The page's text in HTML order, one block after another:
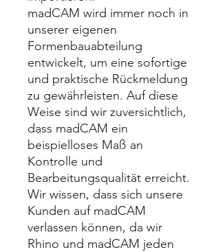
madCAM wird immer noch in
unserer eigenen
Formenbauabteilung
entwickelt, um eine sofortige
und praktische Rückmeldung
zu gewährleisten. Auf diese
Weise sind wir zuversichtlich,
dass madCAM ein
beispielloses Maß an
Kontrolle und
Bearbeitungsqualität erreicht.
Wir wissen, dass sich unsere
Kunden auf madCAM
verlassen können, da wir
Rhino und madCAM jeden